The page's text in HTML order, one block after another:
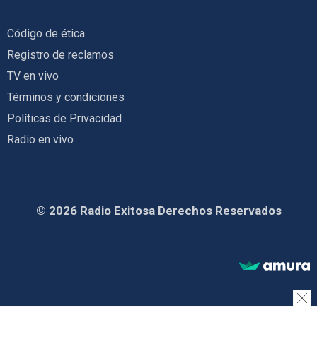
Código de ética
Registro de reclamos
TV en vivo
Términos y condiciones
Políticas de Privacidad
Radio en vivo
© 2026 Radio Exitosa Derechos Reservados